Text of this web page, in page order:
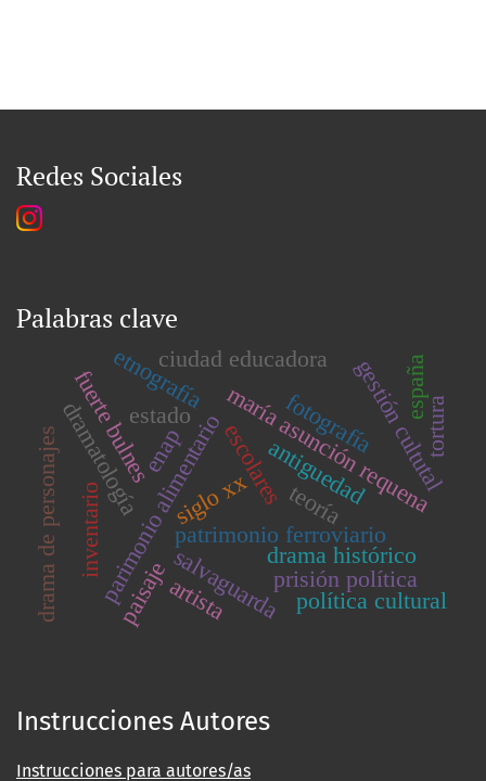
Redes Sociales
Palabras clave
escolares
parimonio alimentariopatrimonio ferroviario
dramatología
drama de personajes drama histórico
maría asunción requena
fuerte bulnes
salvaguarda
antiguedad
inventario
estado
política cultural
fotografíagestión cultutal
siglo xx
españa
etnografía
paisaje
ciudad educadora
enap tortura
prisión política
teoría
artista
Instrucciones Autores
Instrucciones para autores/as